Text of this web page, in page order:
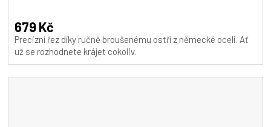
produktu
je
5,0
679 Kč
Precizní řez díky ručně broušenému ostří z německé oceli. Ať
už se rozhodnete krájet cokoliv.